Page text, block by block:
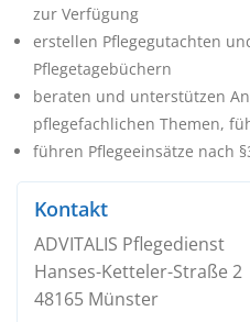
zur Verfügung
erstellen Pflegegutachten
Pflegetagebüchern
beraten und unterstützen
pflegefachlichen Themen,
führen Pflegeeinsätze nach
Kontakt
ADVITALIS Pflegedienst
Hanses-Ketteler-Straße 2
48165 Münster